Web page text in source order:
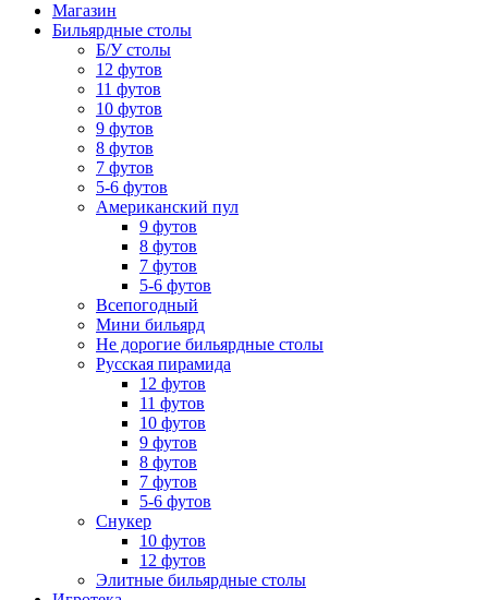
Магазин
Бильярдные столы
Б/У столы
12 футов
11 футов
10 футов
9 футов
8 футов
7 футов
5-6 футов
Американский пул
9 футов
8 футов
7 футов
5-6 футов
Всепогодный
Мини бильярд
Не дорогие бильярдные столы
Русская пирамида
12 футов
11 футов
10 футов
9 футов
8 футов
7 футов
5-6 футов
Снукер
10 футов
12 футов
Элитные бильярдные столы